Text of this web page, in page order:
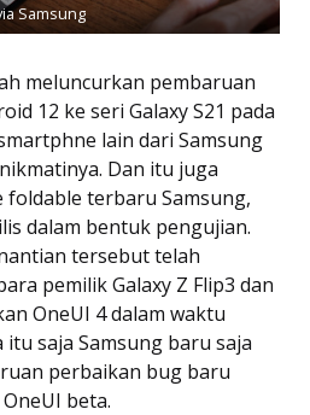
Samsung
meluncurkan pembaruan
12 ke seri Galaxy S21 pada
lain dari Samsung
Dan itu juga
terbaru Samsung,
dalam bentuk pengujian.
tersebut telah
pemilik Galaxy Z Flip3 dan
OneUI 4 dalam waktu
saja Samsung baru saja
perbaikan bug baru
beta.